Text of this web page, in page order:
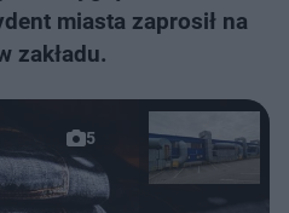
miasta zaprosił na
zakładu.
5